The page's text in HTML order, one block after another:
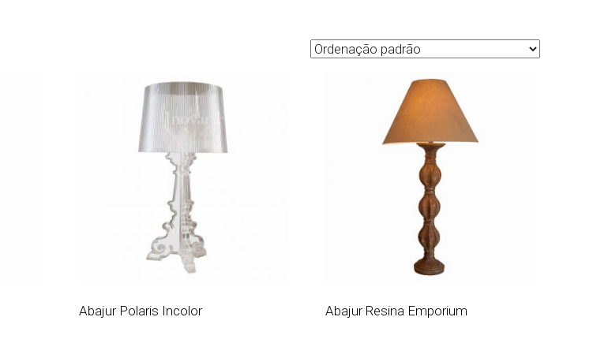
Abajur Polaris Incolor Abajur Resina Emporium